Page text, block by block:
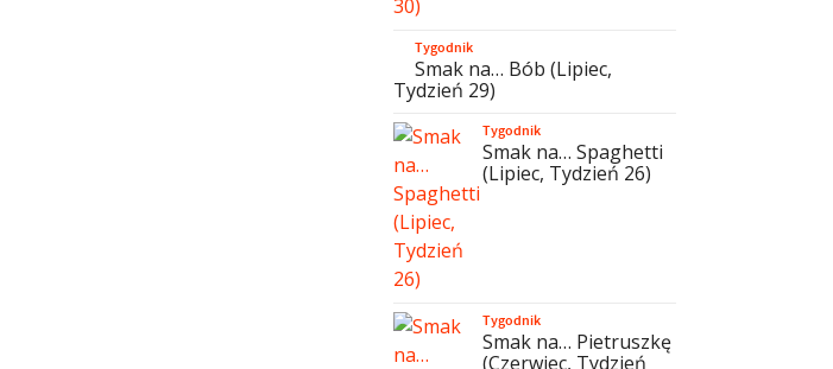
Tygodnik
Smak na… Bób (Lipiec,
Tydzień 29)
Tygodnik
Smak na… Spaghetti
(Lipiec, Tydzień 26)
Tygodnik
Smak na… Pietruszkę
(Czerwiec, Tydzień